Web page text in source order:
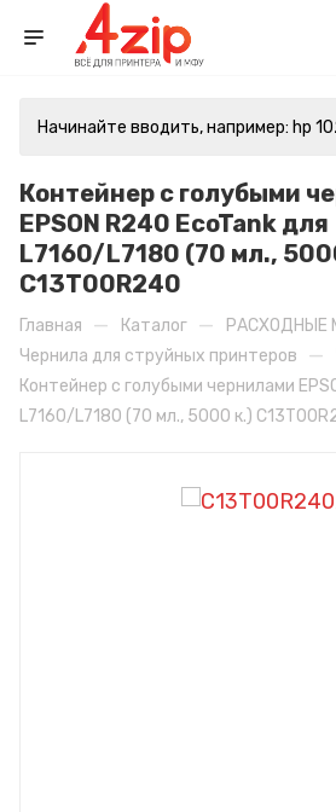
Контейнер с голубыми
EPSON R240 EcoTank для
L7160/L7180 (70 мл.,
C13T00R240
Главная — Каталог — РАСХОДНЫЕ
Чернила для струйных принтеров —
Контейнер с голубыми чернилами
L7160/L7180 (70 мл., 5000 к.)